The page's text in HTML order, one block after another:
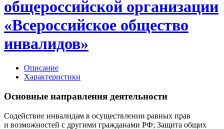
общероссийской организации
«Всероссийское общество
инвалидов»
Описание
Характеристики
Основные направления деятельности
Содействие инвалидам в осуществлении равных прав
и возможностей с другими гражданами РФ; Защита общих